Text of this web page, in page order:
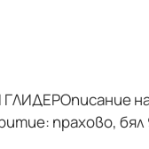
на
прахово,